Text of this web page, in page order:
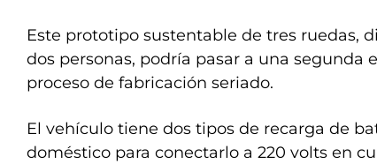
Este prototipo sustentable de tres ruedas,
dos personas, podría pasar a una segunda
proceso de fabricación seriado.
El vehículo tiene dos tipos de recarga de
doméstico para conectarlo a 220 volts en